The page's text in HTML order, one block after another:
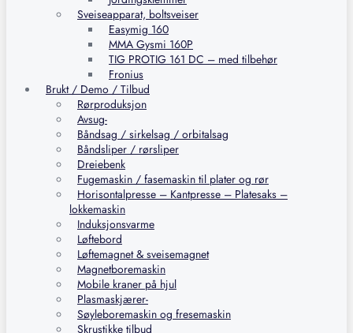
Sveiseapparat, boltsveiser
Easymig 160
MMA Gysmi 160P
TIG PROTIG 161 DC – med tilbehør
Fronius
Brukt / Demo / Tilbud
Rørproduksjon
Avsug-
Båndsag / sirkelsag / orbitalsag
Båndsliper / rørsliper
Dreiebenk
Fugemaskin / fasemaskin til plater og rør
Horisontalpresse – Kantpresse – Platesaks –
lokkemaskin
Induksjonsvarme
Løftebord
Løftemagnet & sveisemagnet
Magnetboremaskin
Mobile kraner på hjul
Plasmaskjærer-
Søyleboremaskin og fresemaskin
Skrustikke tilbud